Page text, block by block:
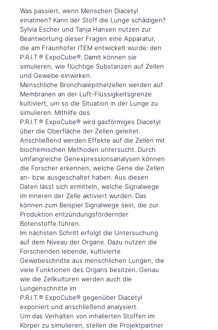
Was passiert, wenn Menschen Diacetyl
einatmen? Kann der Stoff die Lunge schädigen?
Sylvia Escher und Tanja Hansen nutzen zur
Beantwortung dieser Fragen eine Apparatur,
die am Fraunhofer ITEM entwickelt wurde: den
P.R.I.T.® ExpoCube®. Damit können sie
simulieren, wie flüchtige Substanzen auf Zellen
und Gewebe einwirken.
Menschliche Bronchialepithelzellen werden auf
Membranen an der Luft-Flüssigkeitsgrenze
kultiviert, um so die Situation in der Lunge zu
simulieren. Mithilfe des
P.R.I.T.® ExpoCube® wird gasförmiges Diacetyl
über die Oberfläche der Zellen geleitet.
Anschließend werden Effekte auf die Zellen mit
biochemischen Methoden untersucht. Durch
umfangreiche Genexpressionsanalysen können
die Forscher erkennen, welche Gene die Zellen
an- bzw. ausgeschaltet haben. Aus diesen
Daten lässt sich ermitteln, welche Signalwege
im Inneren der Zelle aktiviert wurden. Das
können zum Beispiel Signalwege sein, die zur
Produktion entzündungsfördernder
Botenstoffe führen.
Im nächsten Schritt erfolgt die Untersuchung
auf dem Niveau der Organe. Dazu nutzen die
Forschenden lebende, kultivierte
Gewebeschnitte aus menschlichen Lungen, die
viele Funktionen des Organs besitzen. Genau
wie die Zellkulturen werden auch die
Lungenschnitte im
P.R.I.T.® ExpoCube® gegenüber Diacetyl
exponiert und anschließend analysiert.
Um das Verhalten von inhalierten Stoffen im
Körper zu simulieren, stellen die Projektpartner